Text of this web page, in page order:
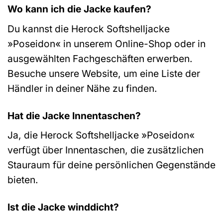
Wo kann ich die Jacke kaufen?
Du kannst die Herock Softshelljacke
»Poseidon« in unserem Online-Shop oder in
ausgewählten Fachgeschäften erwerben.
Besuche unsere Website, um eine Liste der
Händler in deiner Nähe zu finden.
Hat die Jacke Innentaschen?
Ja, die Herock Softshelljacke »Poseidon«
verfügt über Innentaschen, die zusätzlichen
Stauraum für deine persönlichen Gegenstände
bieten.
Ist die Jacke winddicht?